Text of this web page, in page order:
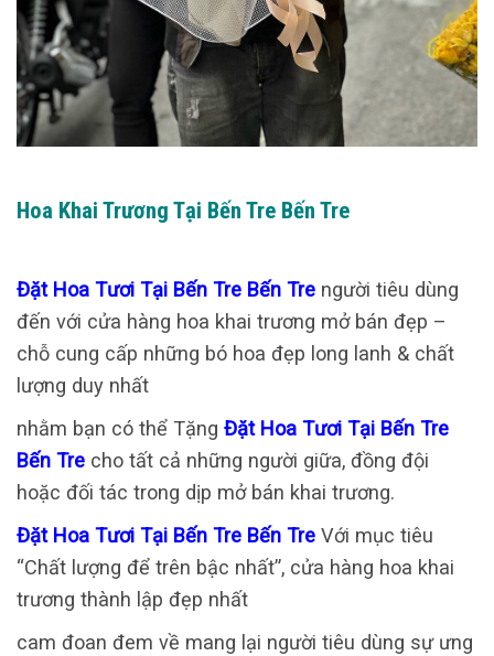
Hoa Khai Trương Tại Bến Tre Bến Tre
Đặt Hoa Tươi Tại Bến Tre Bến Tre người tiêu dùng
đến với cửa hàng hoa khai trương mở bán đẹp –
chỗ cung cấp những bó hoa đẹp long lanh & chất
lượng duy nhất
nhằm bạn có thể Tặng Đặt Hoa Tươi Tại Bến Tre
Bến Tre cho tất cả những người giữa, đồng đội
hoặc đối tác trong dịp mở bán khai trương.
Đặt Hoa Tươi Tại Bến Tre Bến Tre Với mục tiêu
“Chất lượng để trên bậc nhất”, cửa hàng hoa khai
trương thành lập đẹp nhất
cam đoan đem về mang lại người tiêu dùng sự ưng